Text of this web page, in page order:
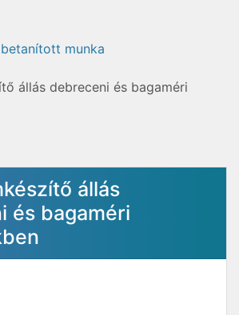
munka
állás debreceni és bagaméri
állás
és bagaméri